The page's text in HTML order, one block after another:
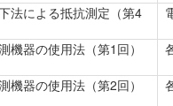
法による抵抗測定（第4
機器の使用法（第1回）
機器の使用法（第2回）